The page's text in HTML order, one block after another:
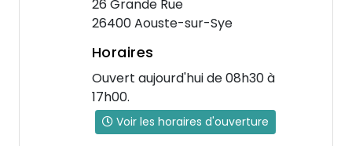
26 Grande Rue
26400 Aouste-sur-Sye
Horaires
Ouvert aujourd'hui de 08h30 à
17h00.
Voir les horaires d'ouverture